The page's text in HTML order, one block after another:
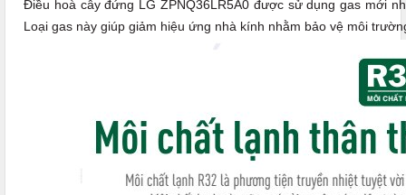
Điều hoà cây đứng LG ZPNQ36LR5A0 được sử dụng gas mới
Loại gas này giúp giảm hiệu ứng nhà kính nhằm bảo vệ môi